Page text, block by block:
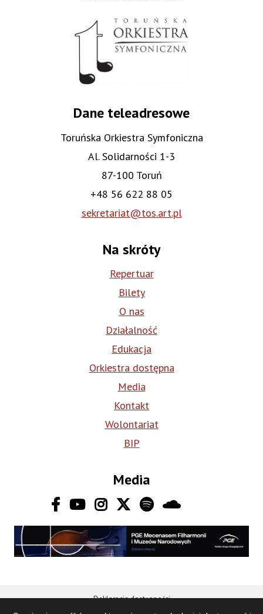
Dane teleadresowe
Toruńska Orkiestra Symfoniczna
Al. Solidarności 1-3
87-100 Toruń
+48 56 622 88 05
sekretariat@tos.art.pl
Na skróty
Repertuar
Bilety
O nas
Działalność
Edukacja
Orkiestra dostępna
Media
Kontakt
Wolontariat
BIP
Media
Deklaracja dostępności